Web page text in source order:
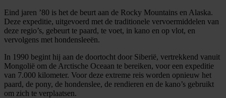
Eind jaren ’80 is het de beurt aan de Rocky Mountains en Alaska.
Deze expeditie, uitgevoerd met de traditionele vervoermiddelen van
deze regio’s, gebeurt te paard, te voet, in kano en op vlot, en
vervolgens met hondensleeën.
In 1990 begint hij aan de doortocht door Siberië, vertrekkend vanuit
Mongolië om de Arctische Oceaan te bereiken, voor een expeditie
van 7.000 kilometer. Voor deze extreme reis worden opnieuw het
paard, de pony, de hondenslee, de rendieren en de kano’s gebruikt
om zich te verplaatsen.